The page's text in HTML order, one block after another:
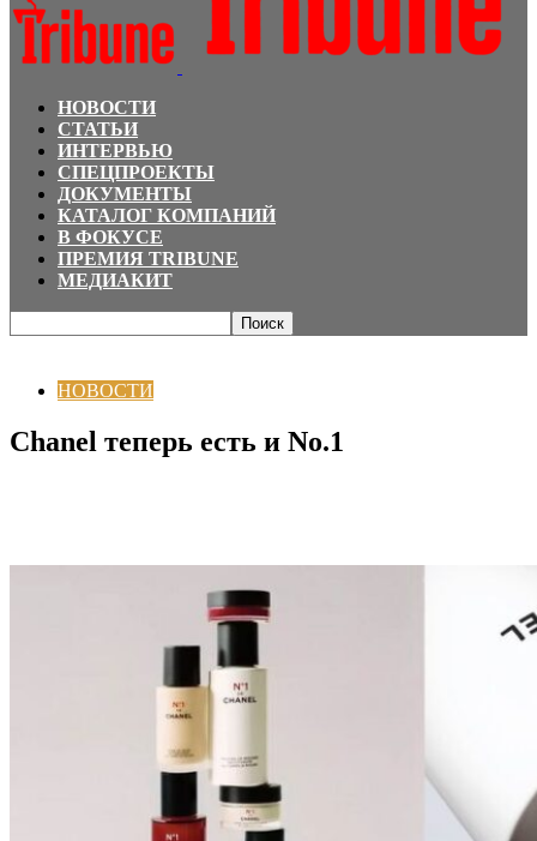
НОВОСТИ
СТАТЬИ
ИНТЕРВЬЮ
СПЕЦПРОЕКТЫ
ДОКУМЕНТЫ
КАТАЛОГ КОМПАНИЙ
В ФОКУСЕ
ПРЕМИЯ TRIBUNE
МЕДИАКИТ
НОВОСТИ
Chanel теперь есть и No.1